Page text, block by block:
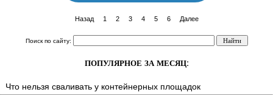
Назад 1 2 3 4 5 6 Далее
Поиск по сайту:
ПОПУЛЯРНОЕ ЗА МЕСЯЦ:
Что нельзя сваливать у контейнерных площадок